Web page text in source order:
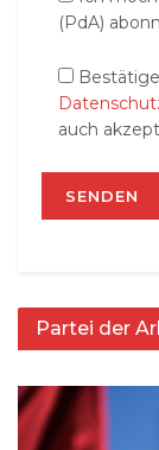
(PdA)
auch
Partei der